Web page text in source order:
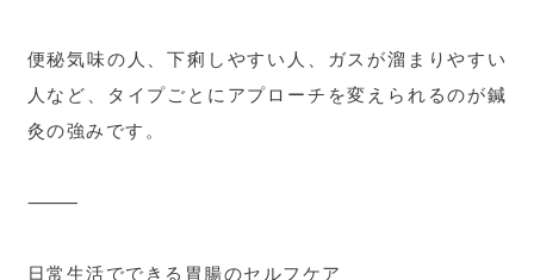
便秘気味の人、下痢しやすい人、ガスが溜まりやすい
人など、タイプごとにアプローチを変えられるのが鍼
灸の強みです。
⸻
日常生活でできる胃腸のセルフケア